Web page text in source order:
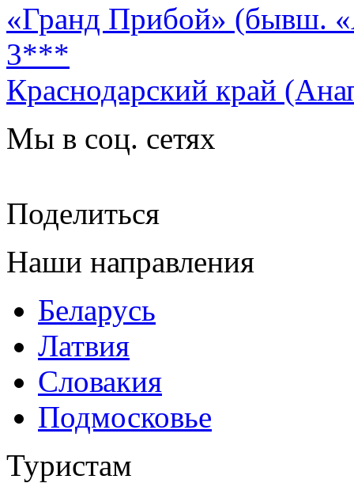
«Гранд Прибой» (бывш.
3***
Краснодарский край
Мы в соц. сетях
Поделиться
Наши направления
Беларусь
Латвия
Словакия
Подмосковье
Туристам